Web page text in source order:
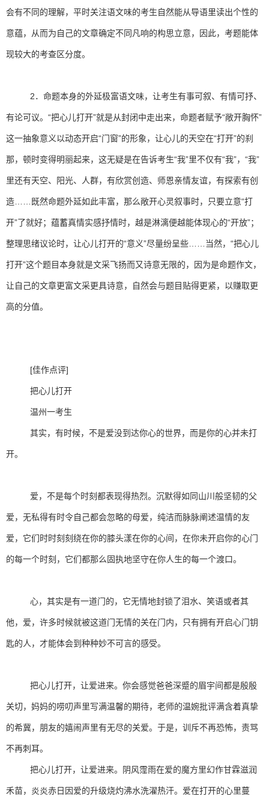
会有不同的理解，平时关注语文味的考生自然能从导语里读出个性的
意蕴，从而为自己的文章确定不同凡响的构思立意，因此，考题能体
现较大的考查区分度。
2．命题本身的外延极富语文味，让考生有事可叙、有情可抒、
有论可议。“把心儿打开”就是从封闭中走出来，命题者赋予“敞开胸怀”
这一抽象意义以动态开启“门窗”的形象，让心儿的天空在“打开”的刹
那，顿时变得明丽起来，这无疑是在告诉考生“我”里不仅有“我”，“我”
里还有天空、阳光、人群，有欣赏创造、师恩亲情友谊，有探索有创
造……既然命题外延如此丰富，那么敞开心灵叙事时，只要立意“打
开”了就好；蕴蓄真情实感抒情时，越是淋漓便越能体现心的“开放”；
整理思绪议论时，让心儿打开的“意义”尽量纷呈些……当然，“把心儿
打开”这个题目本身就是文采飞扬而又诗意无限的，因为是命题作文，
让自己的文章更富文采更具诗意，自然会与题目贴得更紧，以赚取更
高的分值。
[佳作点评]
把心儿打开
温州一考生
其实，有时候，不是爱没到达你心的世界，而是你的心并未打
开。
爱，不是每个时刻都表现得热烈。沉默得如同山川般坚韧的父
爱，无私得有时令自己都会忽略的母爱，纯洁而脉脉阐述温情的友
爱，它们时时刻刻绕在你的膝头漾在你的心间，在你未开启你的心门
的每一个时刻，它们都那么固执地坚守在你人生的每一个渡口。
心，其实是有一道门的，它无情地封锁了泪水、笑语或者其
他，爱，许多时候就被这道门无情的关在门内，只有拥有开启心门钥
匙的人，才能体会到种种妙不可言的感受。
把心儿打开，让爱进来。你会感觉爸爸深蹙的眉宇间都是殷殷
关切，妈妈的唠叨声里写满温馨的期待，老师的温婉批评满含着真挚
的希冀，朋友的嬉闹声里有无尽的关爱。于是，训斥不再恐怖，责骂
不再刺耳。
把心儿打开，让爱进来。阴风霪雨在爱的魔方里幻作甘霖滋润
禾苗，炎炎赤日因爱的升级烧灼沸水洗濯热汗。爱在打开的心里蔓